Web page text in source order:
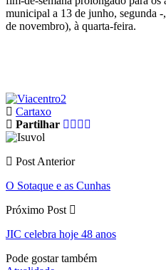
municipal a 13 de junho, segunda
de novembro), à quarta-feira.
Cartaxo
Partilhar
Post Anterior
O Sotaque e as Cunhas
Próximo Post
JIC celebra hoje 48 anos
Pode gostar também